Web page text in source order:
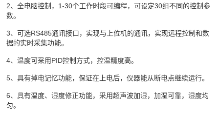
2、全电脑控制， 1-30个工作时段可编程，可设定30组不同的控制参
数。
3、可选RS485通讯接口，实现与上位机的通讯，实现远程控制和数
据的实时采集功能。
4、温度可采用PID控制方式，控温精度高。
5、具有掉电记忆功能，保证在上电后，仪器能从断电点继续运行。
6、具有温度、湿度修正功能，采用超声波加湿，加湿可靠，湿度均
匀。